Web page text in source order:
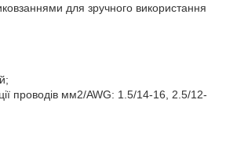
для зручного використання
проводів мм2/AWG: 1.5/14-16, 2.5/12-